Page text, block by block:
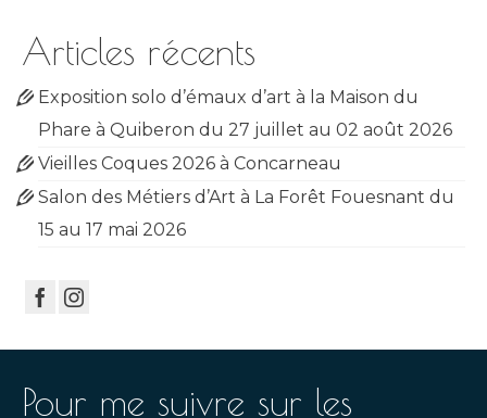
Articles récents
Exposition solo d’émaux d’art à la Maison du
Phare à Quiberon du 27 juillet au 02 août 2026
Vieilles Coques 2026 à Concarneau
Salon des Métiers d’Art à La Forêt Fouesnant du
15 au 17 mai 2026
Pour me suivre sur les